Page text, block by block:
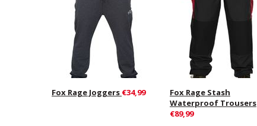
Fox Rage Joggers €34,99
Fox Rage Stash
Waterproof Trousers
€89,99